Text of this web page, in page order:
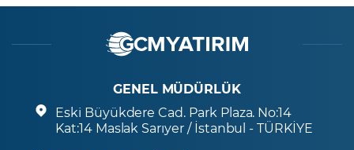
GENEL MÜDÜRLÜK
Eski Büyükdere Cad. Park Plaza. No:14
Kat:14 Maslak Sarıyer / İstanbul - TÜRKİYE